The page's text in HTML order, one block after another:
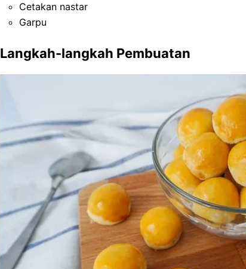
Cetakan nastar
Garpu
Langkah-langkah Pembuatan